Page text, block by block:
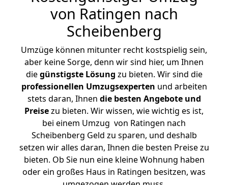
von Ratingen nach
Scheibenberg
Umzüge können mitunter recht kostspielig sein,
aber keine Sorge, denn wir sind hier, um Ihnen
diegünstigste Lösung zu bieten. Wir sind die
professionellen Umzugsexperten und arbeiten
stets daran, Ihnen die besten Angebote und
Preisezu bieten. Wir wissen, wie wichtig es ist,
bei einem Umzug von Ratingen nach
Scheibenberg Geld zu sparen, und deshalb
setzen wir alles daran, Ihnen die besten Preise zu
bieten. Ob Sie nun eine kleine Wohnung haben
oder ein großes Haus in Ratingen besitzen, was